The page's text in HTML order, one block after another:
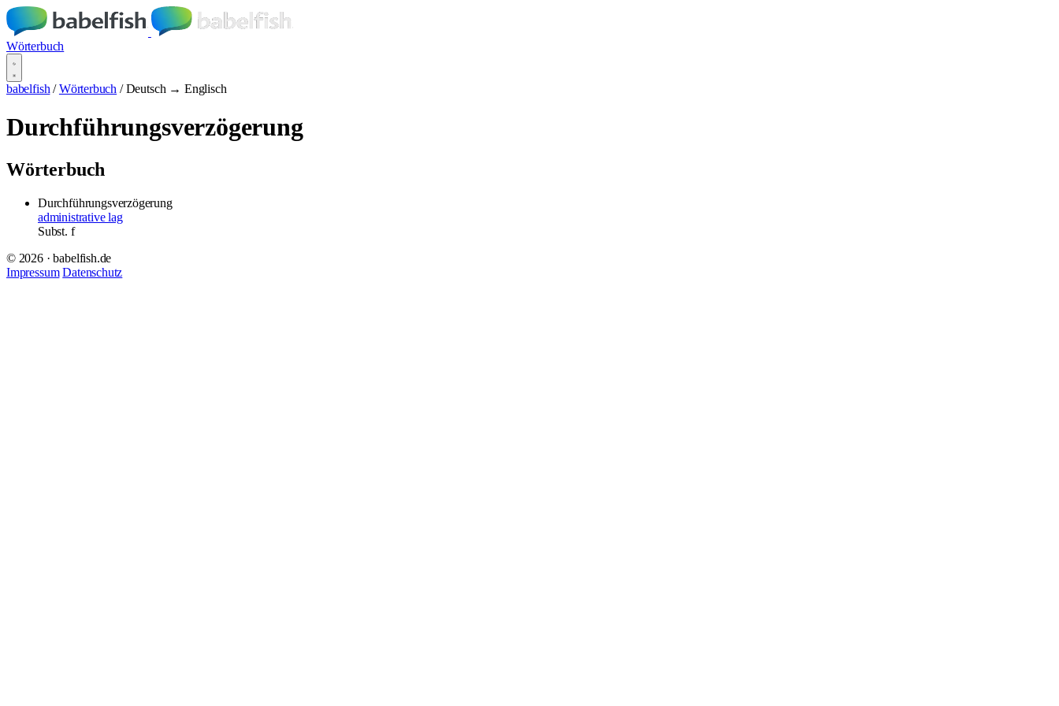
Wörterbuch
babelfish / Wörterbuch / Deutsch → Englisch
Durchführungsverzögerung
Wörterbuch
Durchführungsverzögerung
administrative lag
Subst. f
© 2026 · babelfish.de
Impressum Datenschutz